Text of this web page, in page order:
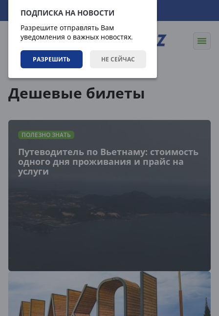
ПОДПИСКА НА НОВОСТИ
Разрешите отправлять Вам
уведомления о важных новостях.
РАЗРЕШИТЬ НЕ СЕЙЧАС
06.08.2026 09:48:38
Дешевые билеты
ПОЛЕЗНО ЗНАТЬ
Путеводитель по Вьетнаму: стоимость
одного дня проживания и прайс на
услуги